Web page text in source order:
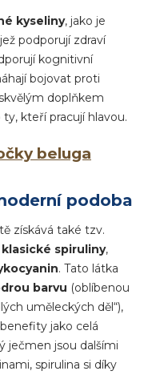
kyseliny, jako je
podporují zdraví
kognitivní
bojovat proti
doplňkem
kteří pracují hlavou.
beluga
podoba
získává také tzv.
spiruliny,
. Tato látka
barvu (oblíbenou
uměleckých děl“),
jako celá
ječmen jsou dalšími
spirulina si díky